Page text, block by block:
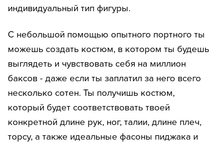
индивидуальный тип фигуры.
С небольшой помощью опытного портного ты
можешь создать костюм, в котором ты будешь
выглядеть и чувствовать себя на миллион
баксов - даже если ты заплатил за него всего
несколько сотен. Ты получишь костюм,
который будет соответствовать твоей
конкретной длине рук, ног, талии, длине плеч,
торсу, а также идеальные фасоны пиджака и